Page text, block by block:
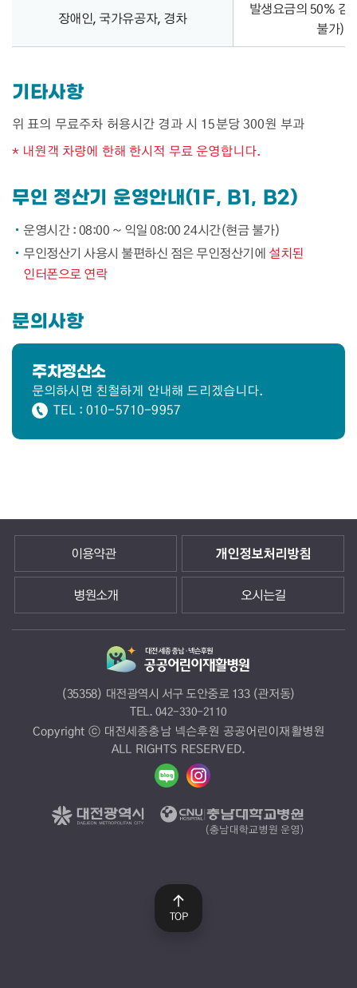
장애인, 국가유공자, 경차
발생요금의 50% 감
불가)
기타사항
위 표의 무료주차 허용시간 경과 시 15분당 300원 부과
* 내원객 차량에 한해 한시적 무료 운영합니다.
무인 정산기 운영안내(1F, B1, B2)
운영시간 : 08:00 ~ 익일 08:00 24시간(현금 불가)
무인정산기 사용시 불편하신 점은 무인정산기에 설치된
인터폰으로 연락
문의사항
주차정산소
문의하시면 친철하게 안내해 드리겠습니다.
TEL : 010-5710-9957
이용약관 개인정보처리방침
병원소개 오시는길
(35358) 대전광역시 서구 도안중로 133 (관저동)
TEL. 042-330-2110
Copyright ⓒ 대전세종충남 넥슨후원 공공어린이재활병원
ALL RIGHTS RESERVED.
TOP